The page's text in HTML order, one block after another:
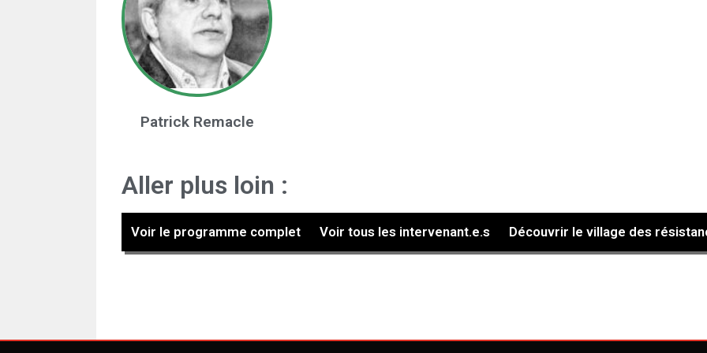
Patrick Remacle
Aller plus loin :
Voir le programme complet Voir tous les intervenant.e.s Découvrir le village des